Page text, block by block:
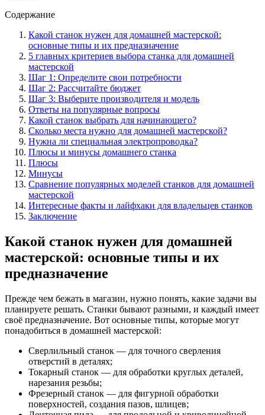
Содержание
Какой станок нужен для домашней мастерской:
основные типы и их предназначение
5 главных критериев выбора станка для домашней
мастерской
Шаг 1: Определите свои потребности
Шаг 2: Рассчитайте бюджет
Шаг 3: Выберите производителя и модель
Ответы на популярные вопросы
Какой станок выбрать для начинающего?
Сколько места нужно для домашней мастерской?
Нужна ли специальная электропроводка?
Плюсы и минусы домашнего станка
Плюсы
Минусы
Сравнение популярных моделей станков для домашней
мастерской
Интересные факты и лайфхаки для владельцев станков
Заключение
Какой станок нужен для домашней
мастерской: основные типы и их
предназначение
Прежде чем бежать в магазин, нужно понять, какие задачи вы
планируете решать. Станки бывают разными, и каждый имеет
своё предназначение. Вот основные типы, которые могут
понадобиться в домашней мастерской:
Сверлильный станок — для точного сверления
отверстий в деталях;
Токарный станок — для обработки круглых деталей,
нарезания резьбы;
Фрезерный станок — для фигурной обработки
поверхностей, создания пазов, шлицев;